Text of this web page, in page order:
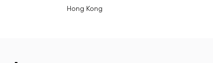
Hong Kong